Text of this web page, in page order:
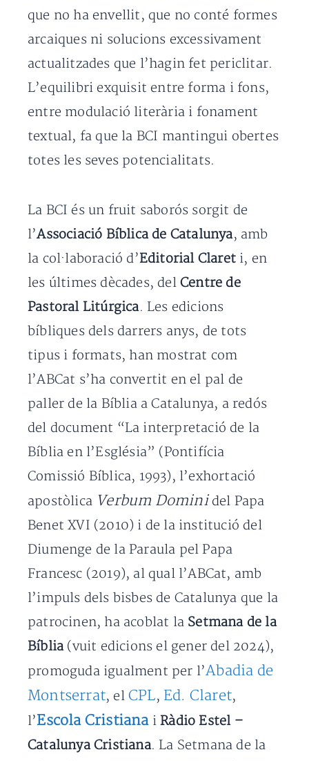
que no ha envellit, que no conté formes
arcaiques ni solucions excessivament
actualitzades que l’hagin fet periclitar.
L’equilibri exquisit entre forma i fons,
entre modulació literària i fonament
textual, fa que la BCI mantingui obertes
totes les seves potencialitats.
La BCI és un fruit saborós sorgit de
l’Associació Bíblica de Catalunya, amb
la col·laboració d’Editorial Claret i, en
les últimes dècades, del Centre de
Pastoral Litúrgica. Les edicions
bíbliques dels darrers anys, de tots
tipus i formats, han mostrat com
l’ABCat s’ha convertit en el pal de
paller de la Bíblia a Catalunya, a redós
del document “La interpretació de la
Bíblia en l’Església” (Pontifícia
Comissió Bíblica, 1993), l’exhortació
apostòlica Verbum Dominidel Papa
Benet XVI (2010) i de la institució del
Diumenge de la Paraula pel Papa
Francesc (2019), al qual l’ABCat, amb
l’impuls dels bisbes de Catalunya que la
patrocinen, ha acoblat la Setmana de la
Bíblia(vuit edicions el gener del 2024),
promoguda igualment per l’Abadia de
Montserrat, el CPL, Ed. Claret,
l’Escola CristianaiRàdio Estel –
Catalunya Cristiana. La Setmana de la